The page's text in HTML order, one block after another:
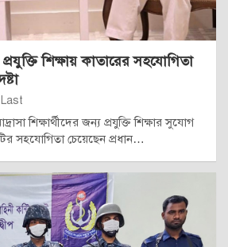
প্রযুক্তি শিক্ষায় কাতারের সহযোগিতা
শিক্ষার্থীদের জন্য প্রযুক্তি শিক্ষার সুযোগ
সহযোগিতা চেয়েছেন প্রধান…